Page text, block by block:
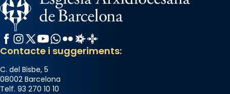
Facebook
Instagram
X / Twitter
YouTube
WhatsApp
FlickrRadio Estel
Catalunya Cristiana
Contacte i suggeriments:
C. del Bisbe, 5
08002 Barcelona
Telf. 93 270 10 10